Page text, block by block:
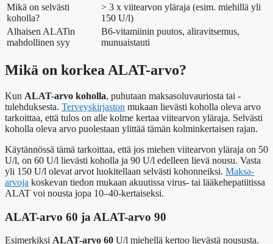
Mikä on selvästi
koholla?
> 3 x viitearvon yläraja (esim. miehillä yli
150 U/l)
Alhaisen ALATin
mahdollinen syy
B6-vitamiinin puutos, aliravitsemus,
munuaistauti
Mikä on korkea ALAT-arvo?
Kun ALAT-arvo koholla, puhutaan maksasoluvauriosta tai -
tulehduksesta. Terveyskirjaston mukaan lievästi koholla oleva arvo
tarkoittaa, että tulos on alle kolme kertaa viitearvon yläraja. Selvästi
koholla oleva arvo puolestaan ylittää tämän kolminkertaisen rajan.
Käytännössä tämä tarkoittaa, että jos miehen viitearvon yläraja on 50
U/l, on 60 U/l lievästi koholla ja 90 U/l edelleen lievä nousu. Vasta
yli 150 U/l olevat arvot luokitellaan selvästi kohonneiksi. Maksa-
arvoja koskevan tiedon mukaan akuutissa virus- tai lääkehepatiitissa
ALAT voi nousta jopa 10–40-kertaiseksi.
ALAT-arvo 60 ja ALAT-arvo 90
Esimerkiksi ALAT-arvo 60 U/l miehellä kertoo lievästä noususta.